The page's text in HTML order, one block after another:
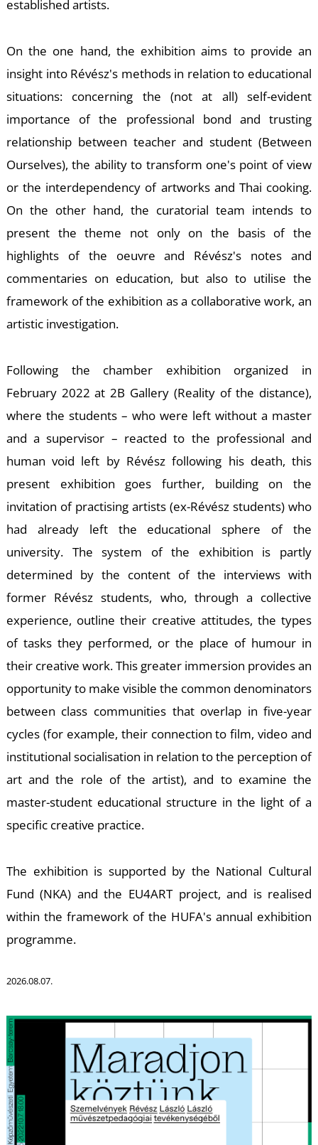
established artists.
On the one hand, the exhibition aims to provide an
insight into Révész's methods in relation to educational
situations: concerning the (not at all) self-evident
importance of the professional bond and trusting
relationship between teacher and student (Between
Ourselves), the ability to transform one's point of view
or the interdependency of artworks and Thai cooking.
On the other hand, the curatorial team intends to
present the theme not only on the basis of the
highlights of the oeuvre and Révész's notes and
commentaries on education, but also to utilise the
framework of the exhibition as a collaborative work, an
artistic investigation.
Following the chamber exhibition organized in
February 2022 at 2B Gallery (Reality of the distance),
where the students – who were left without a master
and a supervisor – reacted to the professional and
human void left by Révész following his death, this
present exhibition goes further, building on the
invitation of practising artists (ex-Révész students) who
had already left the educational sphere of the
university. The system of the exhibition is partly
determined by the content of the interviews with
former Révész students, who, through a collective
experience, outline their creative attitudes, the types
of tasks they performed, or the place of humour in
their creative work. This greater immersion provides an
opportunity to make visible the common denominators
between class communities that overlap in five-year
cycles (for example, their connection to film, video and
institutional socialisation in relation to the perception of
art and the role of the artist), and to examine the
master-student educational structure in the light of a
specific creative practice.
The exhibition is supported by the National Cultural
Fund (NKA) and the EU4ART project, and is realised
within the framework of the HUFA's annual exhibition
programme.
2026.08.07.